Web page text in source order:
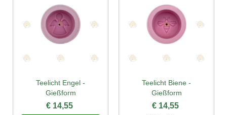
Teelicht Engel -
Gießform
€ 14,55
Teelicht Biene -
Gießform
€ 14,55